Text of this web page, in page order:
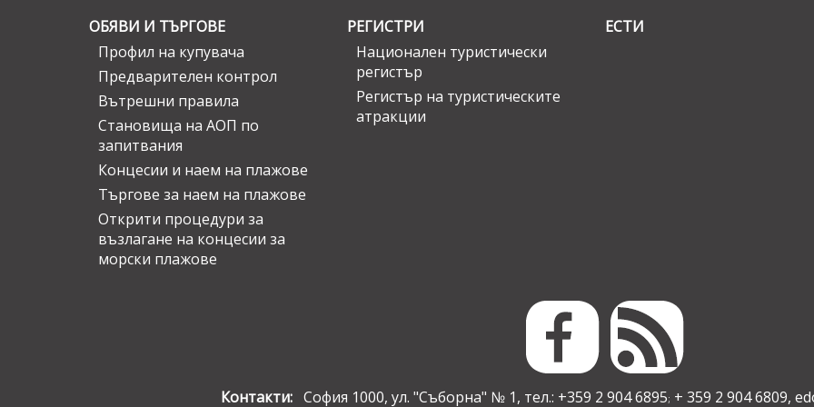
ОБЯВИ И ТЪРГОВЕ
Профил на купувача
Предварителен контрол
Вътрешни правила
Становища на АОП по
запитвания
Концесии и наем на плажове
Търгове за наем на плажове
Открити процедури за
възлагане на концесии за
морски плажове
РЕГИСТРИ
Национален туристически
регистър
Регистър на туристическите
атракции
ЕСТИ
Контакти:София 1000, ул. "Съборна" № 1, тел.: +359 2 904 6895; + 359 2 904 6809,